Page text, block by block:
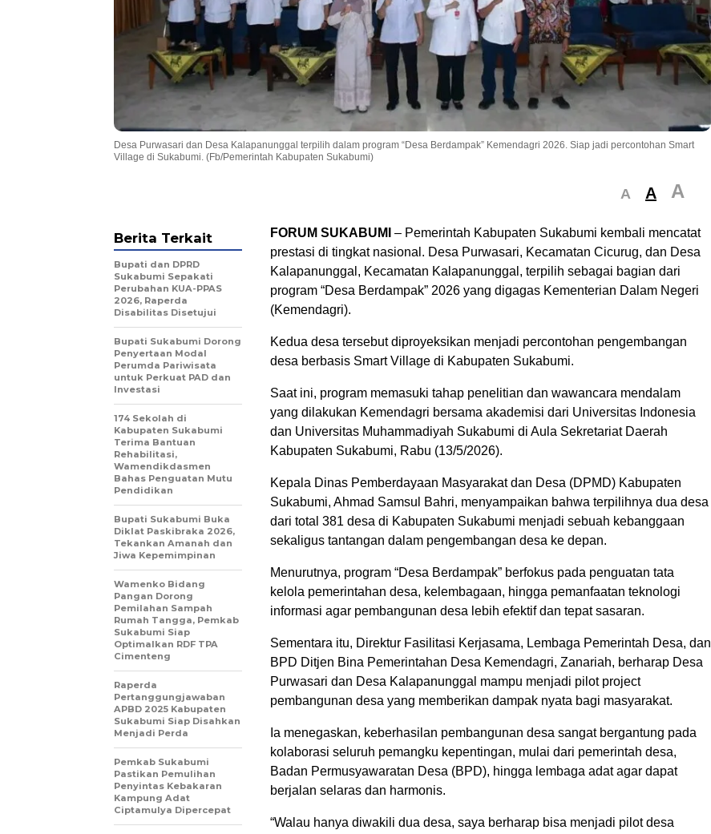
Desa Purwasari dan Desa Kalapanunggal terpilih dalam program “Desa Berdampak” Kemendagri 2026. Siap jadi percontohan Smart
Village di Sukabumi. (Fb/Pemerintah Kabupaten Sukabumi)
A A A
FORUM SUKABUMI – Pemerintah Kabupaten Sukabumi kembali mencatat
prestasi di tingkat nasional. Desa Purwasari, Kecamatan Cicurug, dan Desa
Kalapanunggal, Kecamatan Kalapanunggal, terpilih sebagai bagian dari
program “Desa Berdampak” 2026 yang digagas Kementerian Dalam Negeri
(Kemendagri).
Kedua desa tersebut diproyeksikan menjadi percontohan pengembangan
desa berbasis Smart Village di Kabupaten Sukabumi.
Saat ini, program memasuki tahap penelitian dan wawancara mendalam
yang dilakukan Kemendagri bersama akademisi dari Universitas Indonesia
dan Universitas Muhammadiyah Sukabumi di Aula Sekretariat Daerah
Kabupaten Sukabumi, Rabu (13/5/2026).
Kepala Dinas Pemberdayaan Masyarakat dan Desa (DPMD) Kabupaten
Sukabumi, Ahmad Samsul Bahri, menyampaikan bahwa terpilihnya dua desa
dari total 381 desa di Kabupaten Sukabumi menjadi sebuah kebanggaan
sekaligus tantangan dalam pengembangan desa ke depan.
Menurutnya, program “Desa Berdampak” berfokus pada penguatan tata
kelola pemerintahan desa, kelembagaan, hingga pemanfaatan teknologi
informasi agar pembangunan desa lebih efektif dan tepat sasaran.
Sementara itu, Direktur Fasilitasi Kerjasama, Lembaga Pemerintah Desa, dan
BPD Ditjen Bina Pemerintahan Desa Kemendagri, Zanariah, berharap Desa
Purwasari dan Desa Kalapanunggal mampu menjadi pilot project
pembangunan desa yang memberikan dampak nyata bagi masyarakat.
Ia menegaskan, keberhasilan pembangunan desa sangat bergantung pada
kolaborasi seluruh pemangku kepentingan, mulai dari pemerintah desa,
Badan Permusyawaratan Desa (BPD), hingga lembaga adat agar dapat
berjalan selaras dan harmonis.
“Walau hanya diwakili dua desa, saya berharap bisa menjadi pilot desa
Berita Terkait
Bupati dan DPRD
Sukabumi Sepakati
Perubahan KUA-PPAS
2026, Raperda
Disabilitas Disetujui
Bupati Sukabumi Dorong
Penyertaan Modal
Perumda Pariwisata
untuk Perkuat PAD dan
Investasi
174 Sekolah di
Kabupaten Sukabumi
Terima Bantuan
Rehabilitasi,
Wamendikdasmen
Bahas Penguatan Mutu
Pendidikan
Bupati Sukabumi Buka
Diklat Paskibraka 2026,
Tekankan Amanah dan
Jiwa Kepemimpinan
Wamenko Bidang
Pangan Dorong
Pemilahan Sampah
Rumah Tangga, Pemkab
Sukabumi Siap
Optimalkan RDF TPA
Cimenteng
Raperda
Pertanggungjawaban
APBD 2025 Kabupaten
Sukabumi Siap Disahkan
Menjadi Perda
Pemkab Sukabumi
Pastikan Pemulihan
Penyintas Kebakaran
Kampung Adat
Ciptamulya Dipercepat